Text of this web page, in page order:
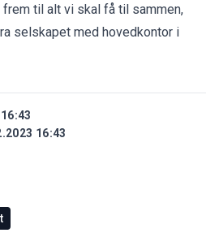
til alt vi skal få til sammen,
selskapet med hovedkontor i
16:43